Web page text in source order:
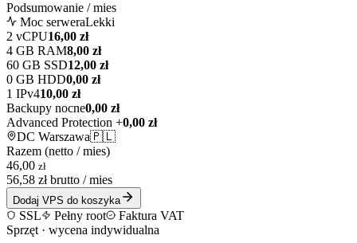
Podsumowanie / mies
Moc serweraLekki
2 vCPU16,00 zł
4 GB RAM8,00 zł
60 GB SSD12,00 zł
0 GB HDD0,00 zł
1 IPv410,00 zł
Backupy nocne0,00 zł
Advanced Protection +0,00 zł
DC Warszawa🇵🇱
Razem (netto / mies)
46,00 zł
56,58 zł brutto / mies
Dodaj VPS do koszyka
SSL Pełny root
Faktura VAT
Sprzęt · wycena indywidualna